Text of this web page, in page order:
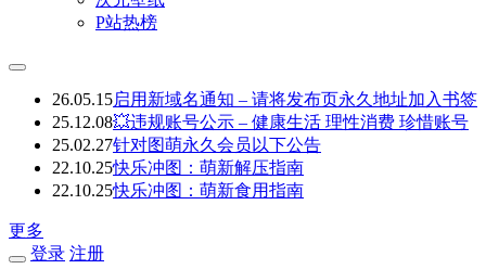
P站热榜
26.05.15启用新域名通知 – 请将发布页永久地址加入书签
25.12.08💥违规账号公示 – 健康生活 理性消费 珍惜账号
25.02.27针对图萌永久会员以下公告
22.10.25快乐冲图：萌新解压指南
22.10.25快乐冲图：萌新食用指南
更多
登录 注册